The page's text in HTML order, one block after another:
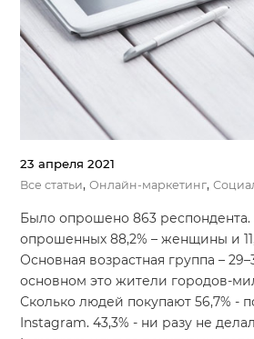
23 апреля 2021
Все статьи,Онлайн-маркетинг,
Было опрошено 863
опрошенных 88,2% – женщины и
Основная возрастная группа –
основном это жители городов-
Сколько людей покупают 56,7% -
Instagram. 43,3% - ни разу не